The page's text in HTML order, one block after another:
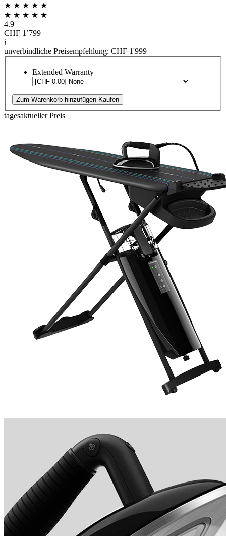
★ ★ ★ ★ ★
★ ★ ★ ★ ★
4.9
CHF 1’799
i
unverbindliche Preisempfehlung: CHF 1'999
Extended Warranty
Zum Warenkorb hinzufügen Kaufen
tagesaktueller Preis